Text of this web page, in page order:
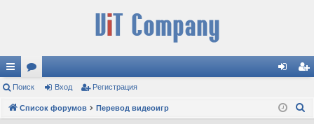
с
ы
ор
ум д ис
Поиск Вход Регистрация
Список форумов Перевод видеоигр